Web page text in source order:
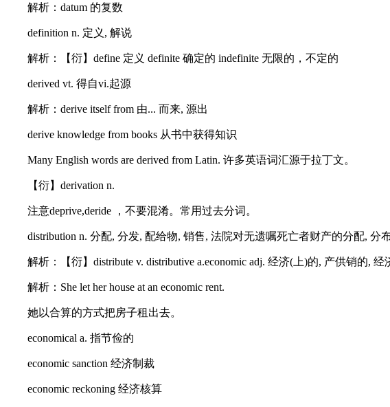
解析：datum 的复数
definition n. 定义, 解说
解析：【衍】define 定义 definite 确定的 indefinite 无限的，不定的
derived vt. 得自vi.起源
解析：derive itself from 由... 而来, 源出
derive knowledge from books 从书中获得知识
Many English words are derived from Latin. 许多英语词汇源于拉丁文。
【衍】derivation n.
注意deprive,deride ，不要混淆。常用过去分词。
distribution n. 分配, 分发, 配给物, 销售, 法院对无遗嘱死亡者财产的分配, 分
解析：【衍】distribute v. distributive a.economic adj. 经济(上)的, 产供销的, 经
解析：She let her house at an economic rent.
她以合算的方式把房子租出去。
economical a. 指节俭的
economic sanction 经济制裁
economic reckoning 经济核算